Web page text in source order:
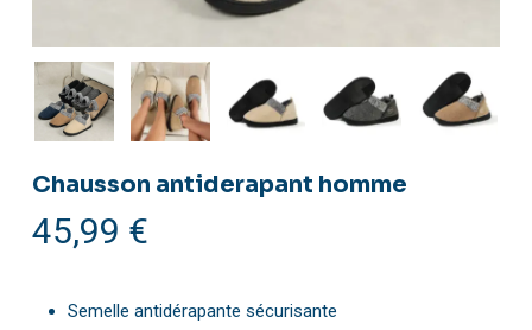
Chausson antiderapant homme
45,99 €
Semelle antidérapante sécurisante